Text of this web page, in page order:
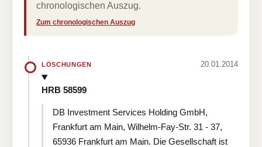
chronologischen Auszug.
Zum chronologischen Auszug
LÖSCHUNGEN 20.01.2014
HRB 58599
DB Investment Services Holding GmbH,
Frankfurt am Main, Wilhelm-Fay-Str. 31 - 37,
65936 Frankfurt am Main. Die Gesellschaft ist